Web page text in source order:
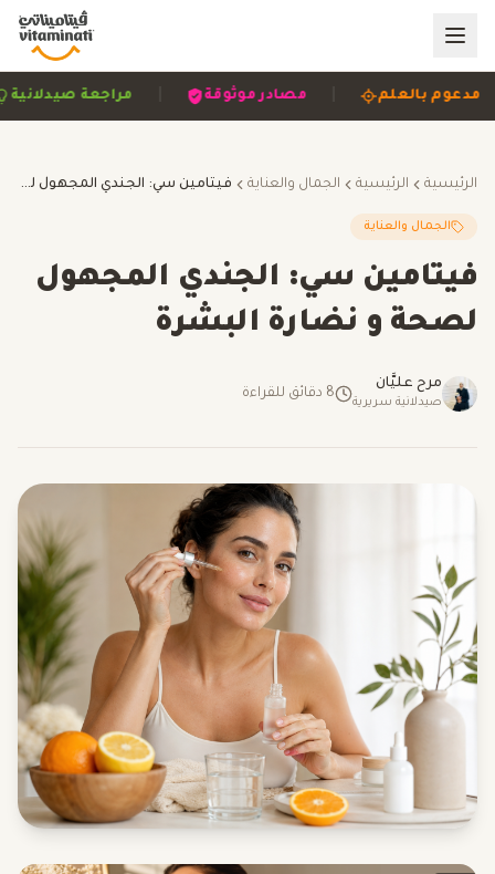
مراجعة | مصادر موثوقة | مدعوم بالعلم |
الرئيسية الرئيسية الجمال والعناية فيتامين سي: الجندي المجهول لصحة و نضارة البشرة
الجمال والعناية
فيتامين سي: الجندي المجهول
لصحة و نضارة البشرة
مرح عليَّان
صيدلانية سريرية
8 دقائق للقراءة